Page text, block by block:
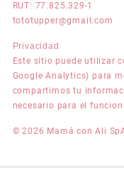
RUT: 77.825.329-1
tototupper@gmail.com
Privacidad
Este sitio puede utilizar
Google Analytics) para
compartimos tu
necesario para el
© 2026 Mamá con Ali